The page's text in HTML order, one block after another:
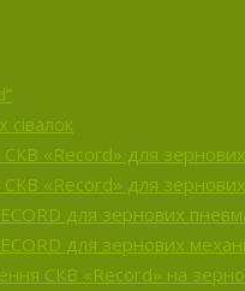
«Record» для зернових
«Record» для
для зернових
для зернових
СКВ «Record» на